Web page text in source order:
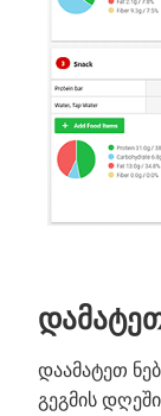
დაამატეთ
გეგმის